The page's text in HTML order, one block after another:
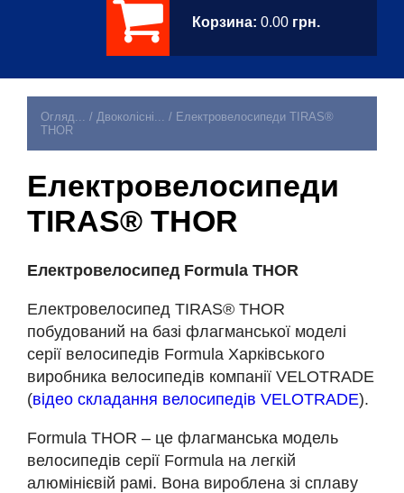
Корзина: 0.00 грн.
Огляд... / Двоколісні... / Електровелосипеди TIRAS®
THOR
Електровелосипеди
TIRAS® THOR
Електровелосипед Formula THOR
Електровелосипед TIRAS® THOR
побудований на базі флагманської моделі
серії велосипедів Formula Харківського
виробника велосипедів компанії VELOTRADE
(відео складання велосипедів VELOTRADE).
Formula THOR – це флагманська модель
велосипедів серії Formula на легкій
алюмінієвій рамі. Вона вироблена зі сплаву